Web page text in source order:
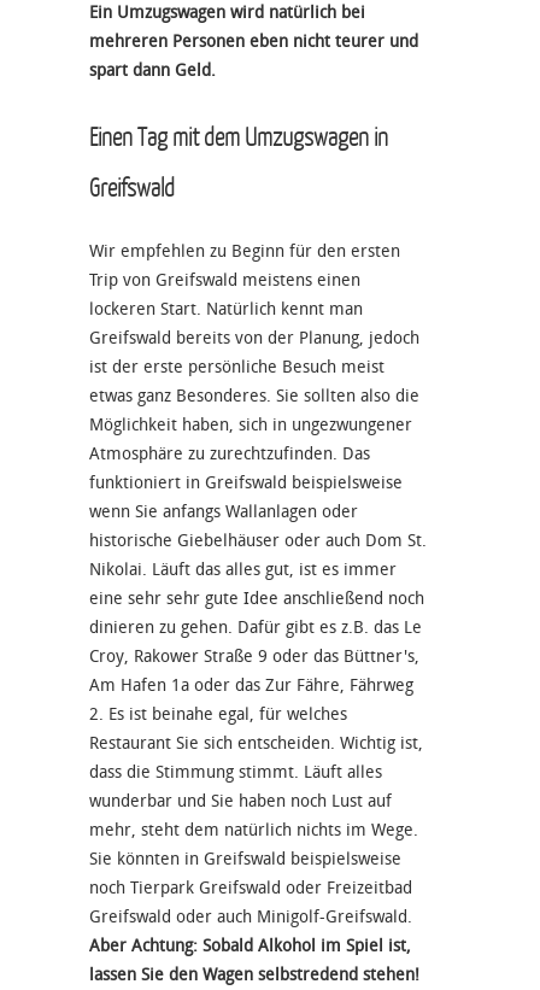
Ein Umzugswagen wird natürlich bei
mehreren Personen eben nicht teurer und
spart dann Geld.
Einen Tag mit dem Umzugswagen in
Greifswald
Wir empfehlen zu Beginn für den ersten
Trip von Greifswald meistens einen
lockeren Start. Natürlich kennt man
Greifswald bereits von der Planung, jedoch
ist der erste persönliche Besuch meist
etwas ganz Besonderes. Sie sollten also die
Möglichkeit haben, sich in ungezwungener
Atmosphäre zu zurechtzufinden. Das
funktioniert in Greifswald beispielsweise
wenn Sie anfangs Wallanlagen oder
historische Giebelhäuser oder auch Dom St.
Nikolai. Läuft das alles gut, ist es immer
eine sehr sehr gute Idee anschließend noch
dinieren zu gehen. Dafür gibt es z.B. das Le
Croy, Rakower Straße 9 oder das Büttner's,
Am Hafen 1a oder das Zur Fähre, Fährweg
2. Es ist beinahe egal, für welches
Restaurant Sie sich entscheiden. Wichtig ist,
dass die Stimmung stimmt. Läuft alles
wunderbar und Sie haben noch Lust auf
mehr, steht dem natürlich nichts im Wege.
Sie könnten in Greifswald beispielsweise
noch Tierpark Greifswald oder Freizeitbad
Greifswald oder auch Minigolf-Greifswald.
Aber Achtung: Sobald Alkohol im Spiel ist,
lassen Sie den Wagen selbstredend stehen!